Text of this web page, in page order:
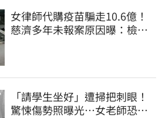
女律師代購疫苗騙走10.6億！
慈濟多年未報案原因曝：檢警
「請學生坐好」遭掃把刺眼！
驚悚傷勢照曝光…女老師恐失